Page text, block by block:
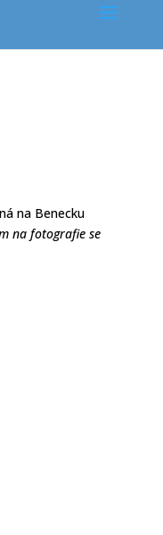
na Benecku
na fotografie se